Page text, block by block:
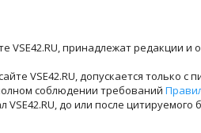
принадлежат редакции и
VSE42.RU, допускается только
соблюдении требований
до или после цитируемого